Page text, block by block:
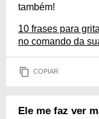
também!
10 frases para
no comando da
COPIAR
Ele me faz ver